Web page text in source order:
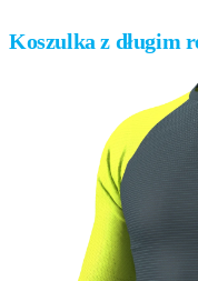
Koszulka z długim